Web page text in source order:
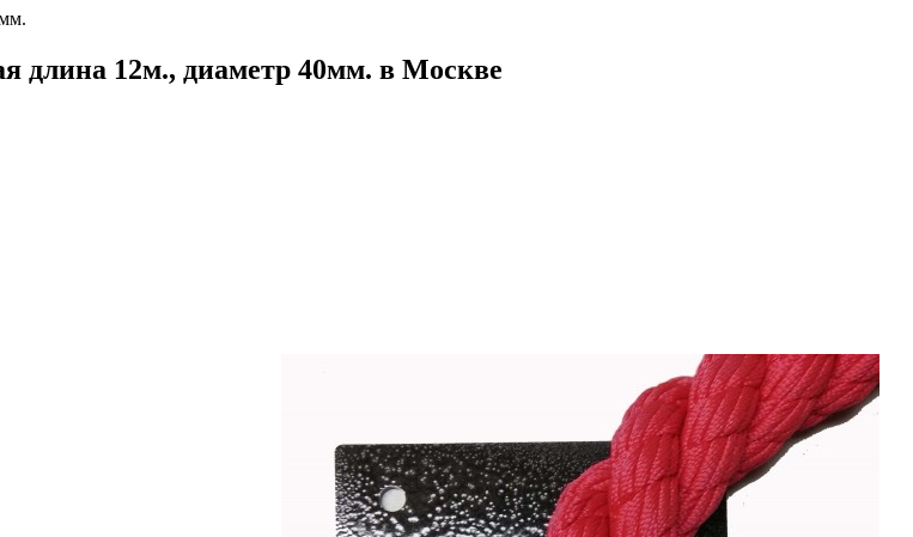
12м., диаметр 40мм. в Москве